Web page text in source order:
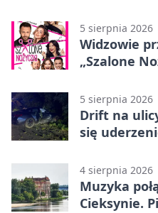
5 sierpnia 2026
Widzowie
„Szalone
5 sierpnia 2026
Drift na
się
4 sierpnia 2026
Muzyka
Cieksynie.